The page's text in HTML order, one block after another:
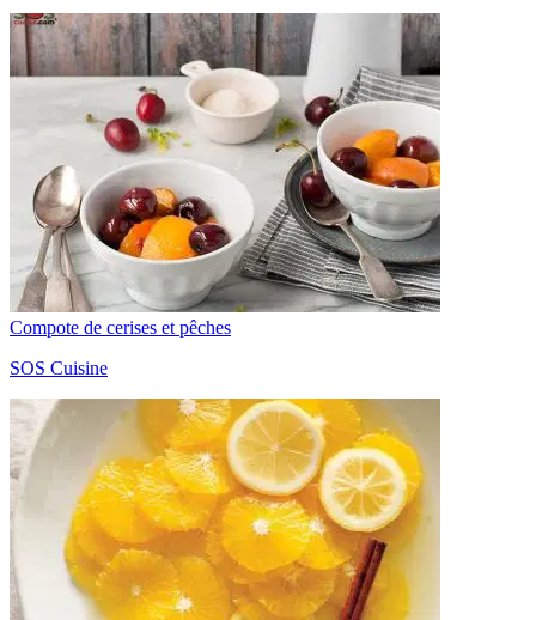
Compote de cerises et pêches
SOS Cuisine